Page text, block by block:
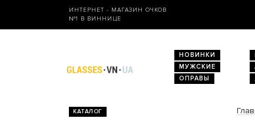
ИНТЕРНЕТ - МАГАЗИН ОЧКОВ
№1 В ВИННИЦЕ
НОВИНКИ
МУЖСКИЕ
ОПРАВЫ
КАТАЛОГ